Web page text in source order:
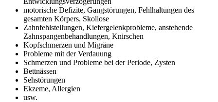
motorische Defizite, Gangstörungen, Fehlhaltungen des
gesamten Körpers, Skoliose
Zahnfehlstellungen, Kiefergelenkprobleme, anstehende
Zahnspangenbehandlungen, Knirschen
Kopfschmerzen und Migräne
Probleme mit der Verdauung
Schmerzen und Probleme bei der Periode, Zysten
Bettnässen
Sehstörungen
Ekzeme, Allergien
usw.